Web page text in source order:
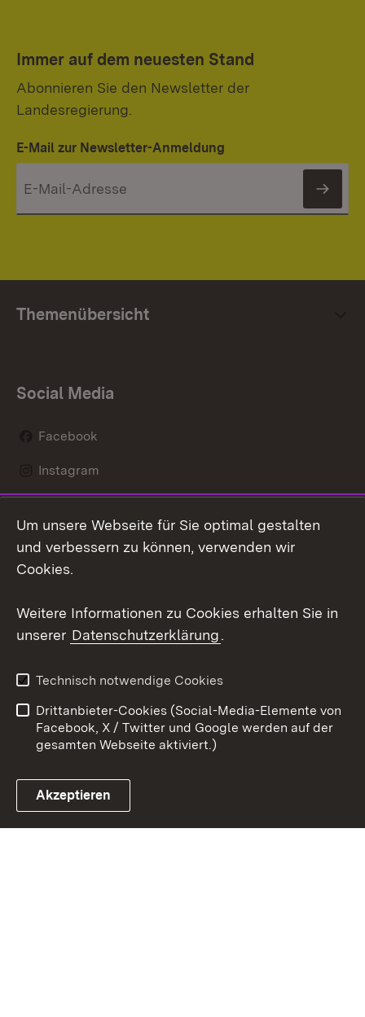
Immer auf dem neuesten Stand
Abonnieren Sie den Newsletter der
Landesregierung.
E-Mail zur Newsletter-Anmeldung
Themenübersicht
Social Media
Facebook
Instagram
Mastodon
Youtube
Link zum Landesportal
Kontakt
Datenschutz
Barrierefreiheit
Impressum Cookies
Um unsere Webseite für Sie optimal gestalten
und verbessern zu können, verwenden wir
Cookies.
Weitere Informationen zu Cookies erhalten Sie in
unserer Datenschutzerklärung.
Technisch notwendige Cookies
Drittanbieter-Cookies (Social-Media-Elemente von
Facebook, X / Twitter und Google werden auf der
gesamten Webseite aktiviert.)
Akzeptieren